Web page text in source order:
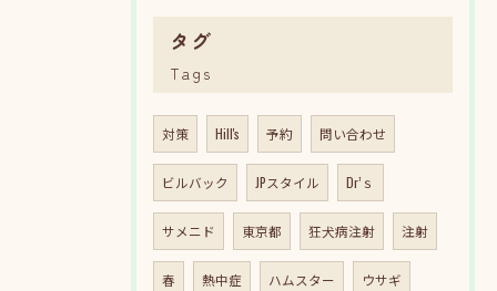
タグ
Tags
対策 Hill's 予約 問い合わせ
ビルバック JPスタイル Dr’ｓ
サメニド 東京都 狂犬病注射 注射
春 熱中症 ハムスター ウサギ